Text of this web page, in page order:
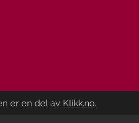
er en del av Klikk.no.